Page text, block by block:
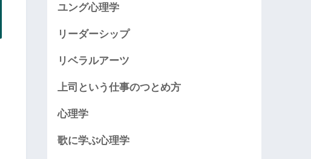
ユング心理学
リーダーシップ
リベラルアーツ
上司という仕事のつとめ方
心理学
歌に学ぶ心理学